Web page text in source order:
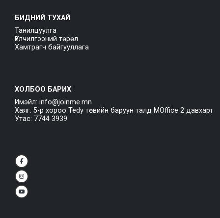
БИДНИЙ ТУХАЙ
Танилцуулга
Үйлчилгээний төрөл
Хамтрагч байгууллага
ХОЛБОО БАРИХ
Имэйл: info@joinme.mn
Хаяг: 5-р хороо Tedy төвийн баруун талд MOffice 2 давхарт
Утас: 7744 3939